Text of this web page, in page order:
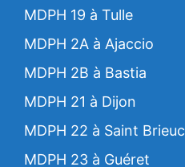
MDPH 19 à Tulle
MDPH 2A à Ajaccio
MDPH 2B à Bastia
MDPH 21 à Dijon
MDPH 22 à Saint Brieuc
MDPH 23 à Guéret